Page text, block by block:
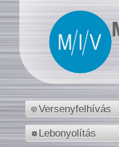
Versenyfelhívás
Lebonyolítás